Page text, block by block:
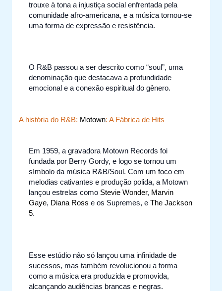
trouxe à tona a injustiça social enfrentada pela
comunidade afro-americana, e a música tornou-se
uma forma de expressão e resistência.
O R&B passou a ser descrito como “soul”, uma
denominação que destacava a profundidade
emocional e a conexão espiritual do gênero.
A história do R&B: Motown: A Fábrica de Hits
Em 1959, a gravadora Motown Records foi
fundada por Berry Gordy, e logo se tornou um
símbolo da música R&B/Soul. Com um foco em
melodias cativantes e produção polida, a Motown
lançou estrelas como Stevie Wonder, Marvin
Gaye, Diana Ross e os Supremes, eThe Jackson
5.
Esse estúdio não só lançou uma infinidade de
sucessos, mas também revolucionou a forma
como a música era produzida e promovida,
alcançando audiências brancas e negras.